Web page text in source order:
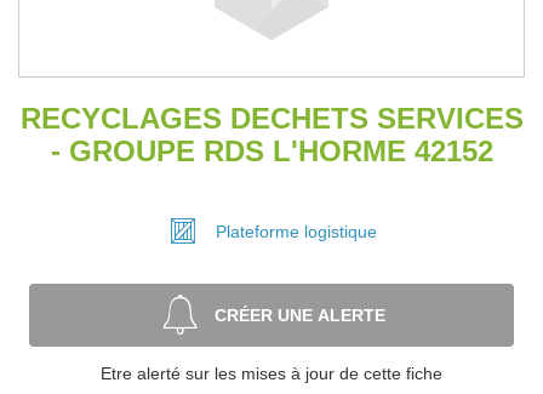
RECYCLAGES DECHETS SERVICES
- GROUPE RDS L'HORME 42152
Plateforme logistique
CRÉER UNE ALERTE
Etre alerté sur les mises à jour de cette fiche